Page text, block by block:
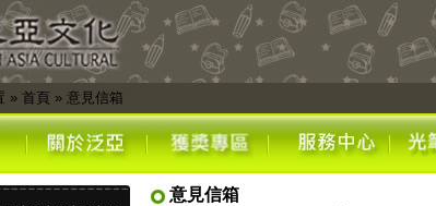
» 首頁» 意見信箱
意見信箱